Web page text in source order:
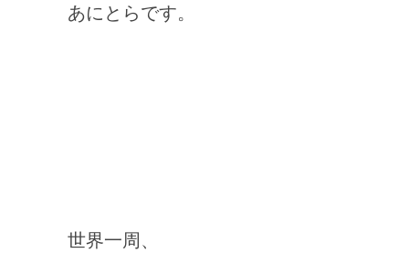
あにとらです。
世界一周、